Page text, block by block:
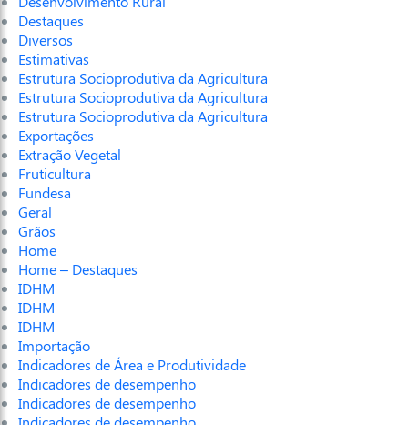
Destaques
Diversos
Estimativas
Estrutura Socioprodutiva da Agricultura
Estrutura Socioprodutiva da Agricultura
Estrutura Socioprodutiva da Agricultura
Exportações
Extração Vegetal
Fruticultura
Fundesa
Geral
Grãos
Home
Home – Destaques
IDHM
IDHM
IDHM
Importação
Indicadores de Área e Produtividade
Indicadores de desempenho
Indicadores de desempenho